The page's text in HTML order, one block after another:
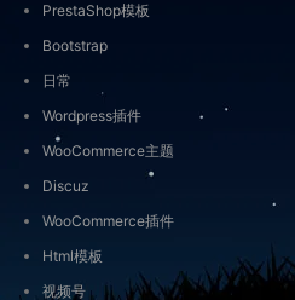
PrestaShop模板
Bootstrap
日常
Wordpress插件
WooCommerce主题
Discuz
WooCommerce插件
Html模板
视频号